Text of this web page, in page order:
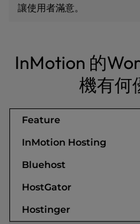
讓使用者滿意。
InMotion 的
機有何